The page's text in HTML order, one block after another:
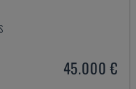
45.000 €